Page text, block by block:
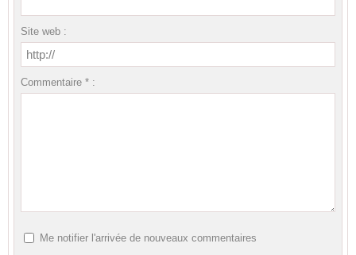
Site web :
Commentaire * :
Me notifier l'arrivée de nouveaux commentaires